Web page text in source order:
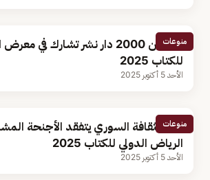
منوعات
أكثر من 2000 دار نشر تشارك في
للكتاب 2025
الأحد 5 أكتوبر 2025
منوعات
وزير الثقافة السوري يتفقد الأجنحة
الرياض الدولي للكتاب 2025
الأحد 5 أكتوبر 2025